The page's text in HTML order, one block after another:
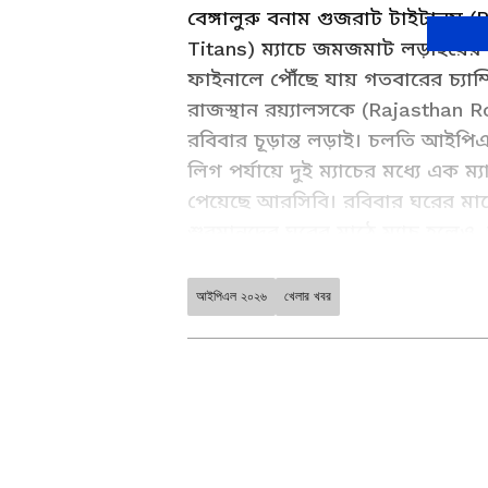
বেঙ্গালুরু বনাম গুজরাট টাইটানস
Titans) ম্যাচে জমজমাট লড়াইয়ের
ফাইনালে পৌঁছে যায় গতবারের
রাজস্থান রয়্যালসকে (Rajasthan
রবিবার চূড়ান্ত লড়াই। চলতি
লিগ পর্যায়ে দুই ম্যাচের মধ্যে এক
পেয়েছে আরসিবি। রবিবার ঘরের
Add Asianetnews
২
তৃতীয় দল হিসেবে
আইপিএল ২০২৬ খেলার খবর